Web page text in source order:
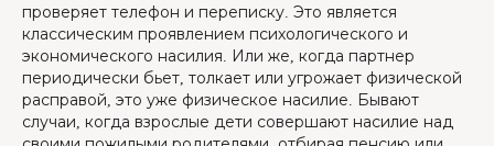
проверяет телефон и переписку. Это является
классическим проявлением психологического и
экономического насилия. Или же, когда партнер
периодически бьет, толкает или угрожает физической
расправой, это уже физическое насилие. Бывают
случаи, когда взрослые дети совершают насилие над